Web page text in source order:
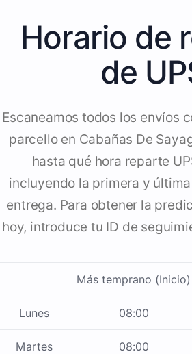
Horario de
de
Escaneamos todos los envíos
parcello en Cabañas De
hasta qué hora reparte
incluyendo la primera y
entrega. Para obtener la
hoy, introduce tu ID de
Más temprano (Inicio)
Lunes 08:00
Martes 08:00